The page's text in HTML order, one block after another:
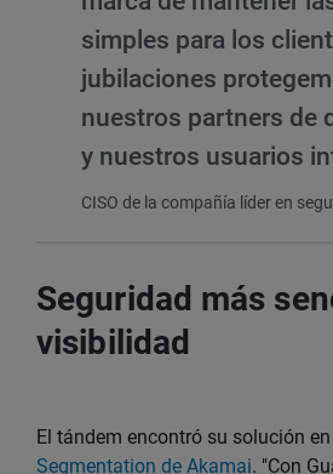
simples para los
jubilaciones
nuestros partners de
y nuestros usuarios
CISO de la compañía líder en
Seguridad más
visibilidad
El tándem encontró su solución en
Segmentation de Akamai. "Con